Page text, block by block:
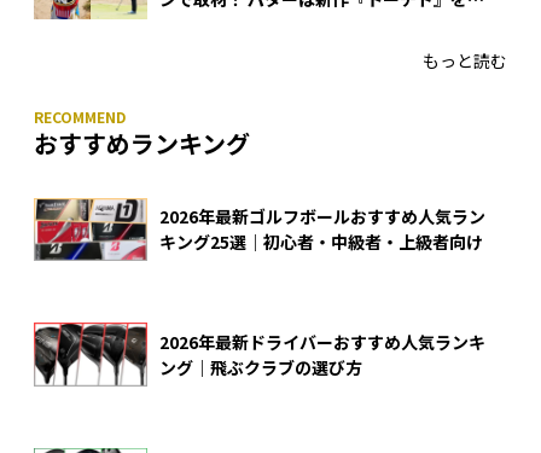
もっと読む
おすすめランキング
2026年最新ゴルフボールおすすめ人気ラン
キング25選｜初心者・中級者・上級者向け
2026年最新ドライバーおすすめ人気ランキ
ング｜飛ぶクラブの選び方